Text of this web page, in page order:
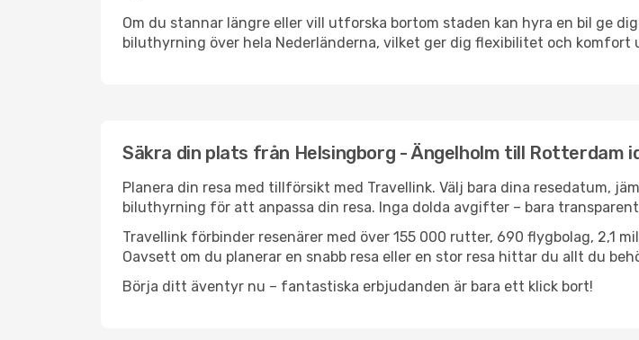
Om du stannar längre eller vill utforska bortom staden kan hyra en bil ge
biluthyrning över hela Nederländerna, vilket ger dig flexibilitet och komfort
Säkra din plats från Helsingborg - Ängelholm till Rotterdam
Planera din resa med tillförsikt med Travellink. Välj bara dina resedatum,
biluthyrning för att anpassa din resa. Inga dolda avgifter – bara
Travellink förbinder resenärer med över 155 000 rutter, 690 flygbolag, 2,1
Oavsett om du planerar en snabb resa eller en stor resa hittar du allt du
Börja ditt äventyr nu – fantastiska erbjudanden är bara ett klick bort!